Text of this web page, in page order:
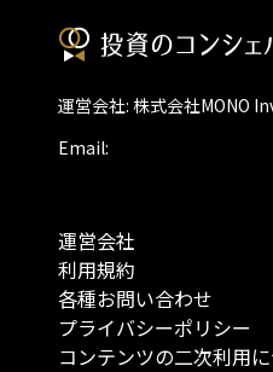
運営会社: 株式会社MONO
Email:
運営会社
利用規約
各種お問い合わせ
プライバシーポリシー
コンテンツの二次利用